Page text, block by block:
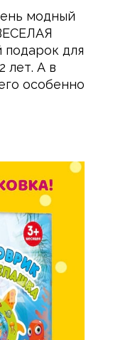
модный
для
лет. А в
особенно